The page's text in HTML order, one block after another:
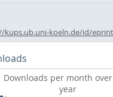
kups.ub.uni-koeln.de/id/
Downloads per month
year